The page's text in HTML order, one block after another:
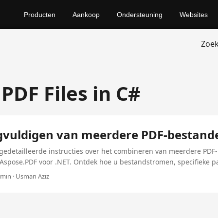
Producten Aankoop Ondersteuning Websites
Files in C#
van meerdere PDF-
instructies over het combineren van meerdere
voor .NET. Ontdek hoe u bestandstromen, specifieke
geoptimaliseerde oplossingen met behulp van de .NET Plugin
en hoogwaardige output.
· Usman Aziz